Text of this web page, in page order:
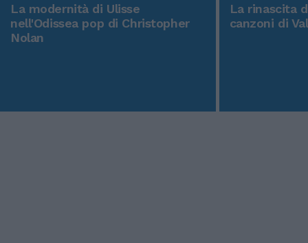
La modernità di Ulisse
nell'Odissea pop di Christopher
Nolan
La rinascita
canzoni di